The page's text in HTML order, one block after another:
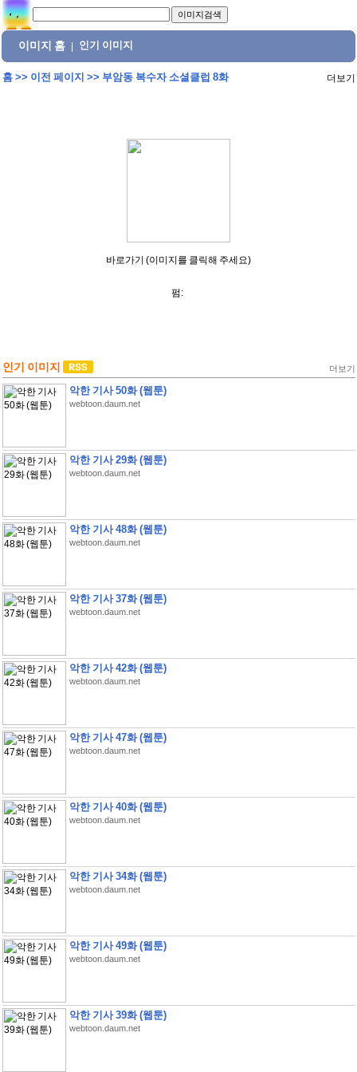
이미지 홈 인기 이미지
홈>> 이전 페이지 >> 부암동 복수자 소셜클럽 8화 더보기
바로가기 (이미지를 클릭해 주세요)
펌:
인기 이미지 더보기
악한 기사 50화 (웹툰)
webtoon.daum.net
악한 기사 29화 (웹툰)
webtoon.daum.net
악한 기사 48화 (웹툰)
webtoon.daum.net
악한 기사 37화 (웹툰)
webtoon.daum.net
악한 기사 42화 (웹툰)
webtoon.daum.net
악한 기사 47화 (웹툰)
webtoon.daum.net
악한 기사 40화 (웹툰)
webtoon.daum.net
악한 기사 34화 (웹툰)
webtoon.daum.net
악한 기사 49화 (웹툰)
webtoon.daum.net
악한 기사 39화 (웹툰)
webtoon.daum.net